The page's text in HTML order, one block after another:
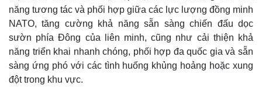
năng tương tác và phối hợp giữa các lực lượng đồng minh
NATO, tăng cường khả năng sẵn sàng chiến đấu dọc
sườn phía Đông của liên minh, cũng như cải thiện khả
năng triển khai nhanh chóng, phối hợp đa quốc gia và sẵn
sàng ứng phó với các tình huống khủng hoảng hoặc xung
đột trong khu vực.